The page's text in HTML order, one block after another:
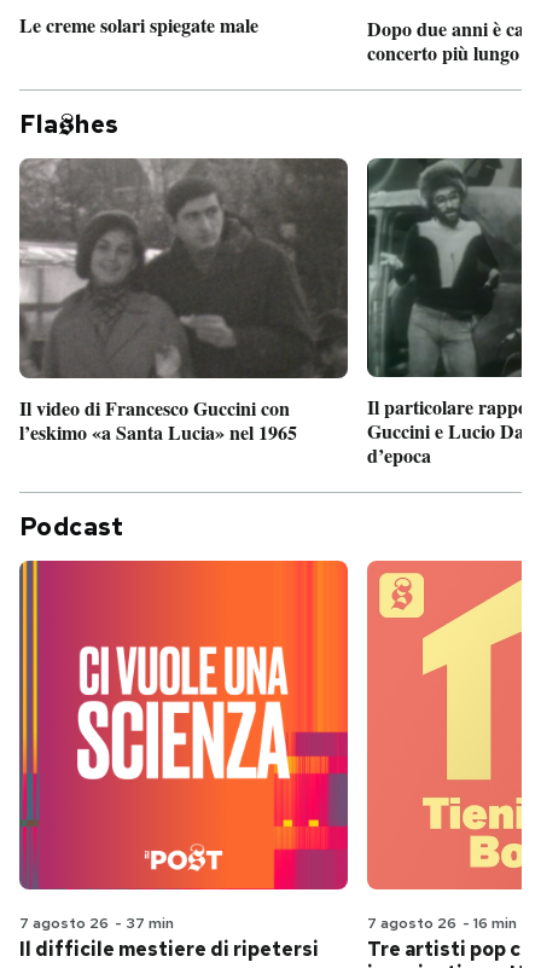
Le creme solari spiegate male
Dopo due anni è
concerto più lungo
Fla hes
Il video di Francesco Guccini con
l’eskimo «a Santa Lucia» nel 1965
Il particolare
Guccini e Lucio
d’epoca
Podcast
7 agosto 26 - 37 min
Il difficile mestiere di ripetersi
7 agosto 26 - 16 min
Tre artisti pop